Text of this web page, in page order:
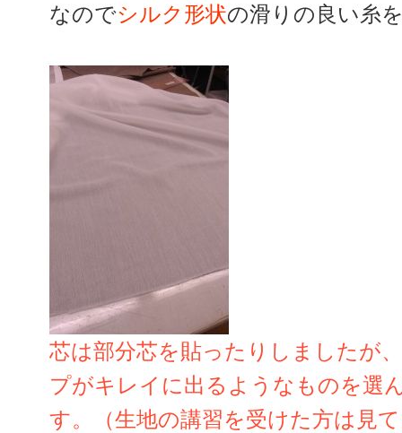
なのでシルク形状の滑りの良い糸
芯は部分芯を貼ったりしましたが
プがキレイに出るようなものを選
す。（生地の講習を受けた方は見